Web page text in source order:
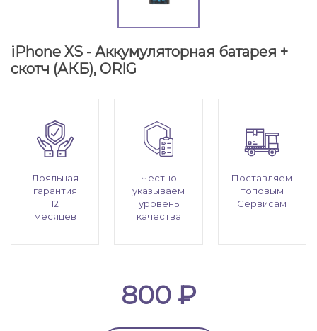
iPhone XS - Аккумуляторная батарея +
скотч (АКБ), ORIG
Лояльная
гарантия
12
месяцев
Честно
указываем
уровень
качества
Поставляем
топовым
Сервисам
800 ₽